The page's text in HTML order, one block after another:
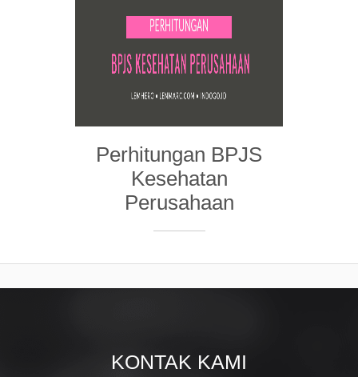
Perhitungan BPJS
Kesehatan
Perusahaan
KONTAK KAMI